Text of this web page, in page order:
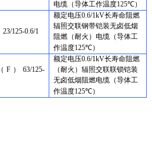
电缆（导体工作温度125℃）
23/125-0.6/1
额定电压0.6/1kV长寿命阻燃
辐照交联钢带铠装无卤低烟
阻燃（耐火）电缆（导体工
作温度125℃）
F ） 63/125-
额定电压0.6/1kV长寿命阻燃
（耐火）辐照交联联锁铠装
无卤低烟阻燃电缆（导体工
作温度125℃）